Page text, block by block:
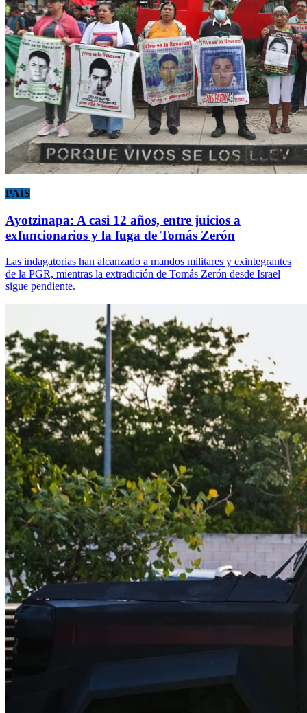
PAÍS
Ayotzinapa: A casi 12 años, entre juicios a
exfuncionarios y la fuga de Tomás Zerón
Las indagatorias han alcanzado a mandos militares y exintegrantes
de la PGR, mientras la extradición de Tomás Zerón desde Israel
sigue pendiente.